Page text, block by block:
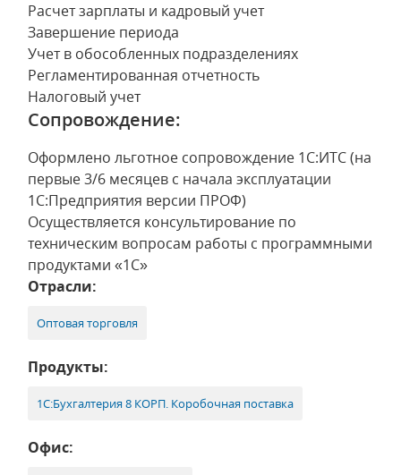
Расчет зарплаты и кадровый учет
Завершение периода
Учет в обособленных подразделениях
Регламентированная отчетность
Налоговый учет
Сопровождение:
Оформлено льготное сопровождение 1С:ИТС (на
первые 3/6 месяцев с начала эксплуатации
1С:Предприятия версии ПРОФ)
Осуществляется консультирование по
техническим вопросам работы с программными
продуктами «1С»
Отрасли:
Оптовая торговля
Продукты:
1С:Бухгалтерия 8 КОРП. Коробочная поставка
Офис: